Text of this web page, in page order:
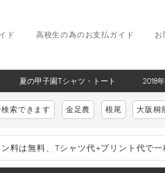
お
高校生の為のお支払ガイド
ド
夏の甲子園Tシャツ・トート 2018
索できます 金足農 根尾 大阪桐
料は無料、Tシャツ代+プリント代で一